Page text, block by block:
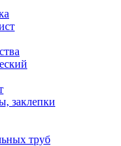
заклепки
труб